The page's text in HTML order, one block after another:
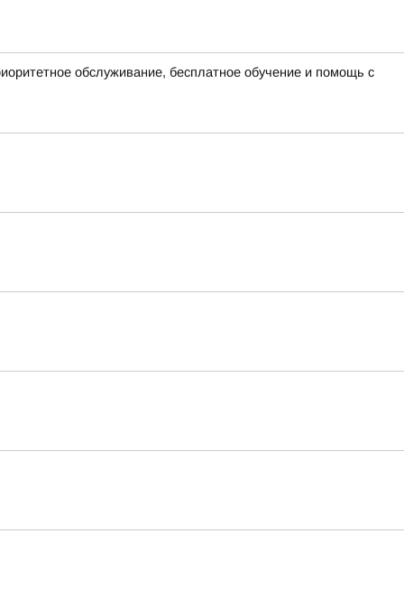
обслуживание, бесплатное обучение и помощь с